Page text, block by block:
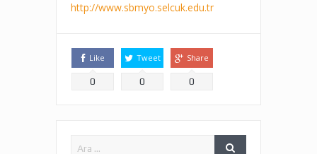
http://www.sbmyo.selcuk.edu.tr
Like
0
Tweet
0
Share
0